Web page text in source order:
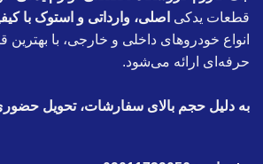
قطعات یدکی اصلی، وارداتی و استوک با
انواع خودروهای داخلی و خارجی، با بهترین
حرفه‌ای ارائه می‌شود.
به دلیل حجم بالای سفارشات، تحویل حضوری